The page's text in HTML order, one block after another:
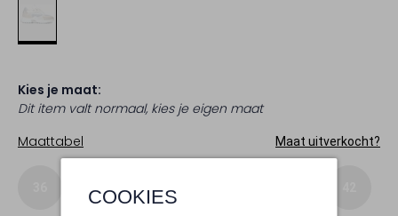
COOKIES
Kies je maat:
Dit item valt normaal, kies je eigen maat
Maattabel
Maat uitverkocht?
37 38